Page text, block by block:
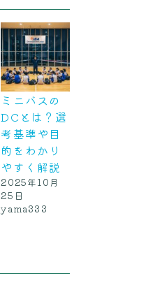
ミニバスの
DCとは？選
考基準や目
的をわかり
やすく解説
2025年10月
25日
yama333